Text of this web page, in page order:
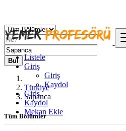
Listele
Giriş
Giriş
Kaydol
Giriş
Kaydol
Mekan Ekle
Bul
Türkiye
Sapanca
Tüm Bölümler